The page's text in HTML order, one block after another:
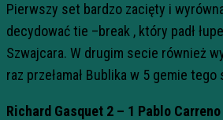
Pierwszy set bardzo zacięty i
decydować tie –break , który padł
Szwajcara. W drugim secie również
raz przełamał Bublika w 5 gemie tego
Richard Gasquet 2 – 1 Pablo